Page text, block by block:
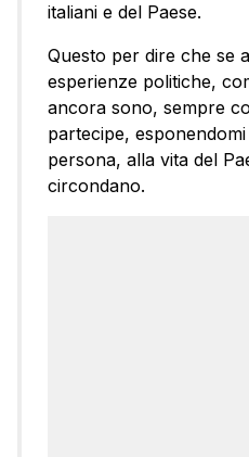
italiani e del Paese.
Questo per dire che se
esperienze politiche,
ancora sono, sempre
partecipe,
persona, alla vita del
circondano.